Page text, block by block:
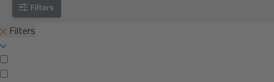
Filters
Filters